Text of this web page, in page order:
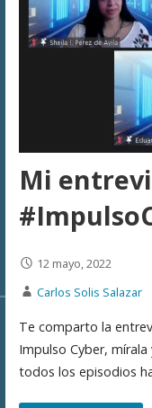
Mi
12 mayo, 2022
Carlos Solis Salazar
Te comparto la
Impulso Cyber,
todos los episodios